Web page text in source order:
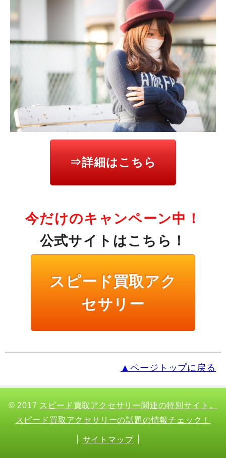
⇒詳細はこちら
今だけのキャンペーン中！
公式サイトはこちら！
スピード買取アク
セサリー
▲ページトップに戻る
© 2017 スピード買取アクセサリー関連の特別サイト。
スピード買取アクセサリーの話題の情報チェック！
サイトマップ